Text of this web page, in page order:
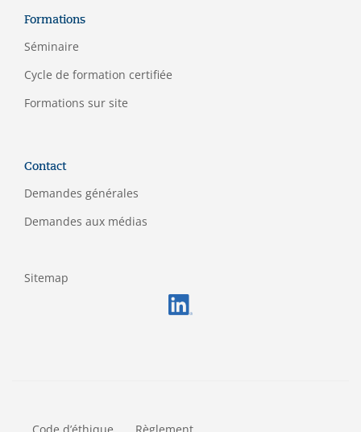
Formations
Séminaire
Cycle de formation certifiée
Formations sur site
Contact
Demandes générales
Demandes aux médias
Sitemap